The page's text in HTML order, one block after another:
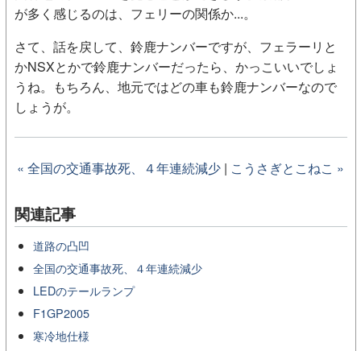
が多く感じるのは、フェリーの関係か...。
さて、話を戻して、鈴鹿ナンバーですが、フェラーリと
かNSXとかで鈴鹿ナンバーだったら、かっこいいでしょ
うね。もちろん、地元ではどの車も鈴鹿ナンバーなので
しょうが。
« 全国の交通事故死、４年連続減少 | こうさぎとこねこ »
関連記事
道路の凸凹
全国の交通事故死、４年連続減少
LEDのテールランプ
F1GP2005
寒冷地仕様